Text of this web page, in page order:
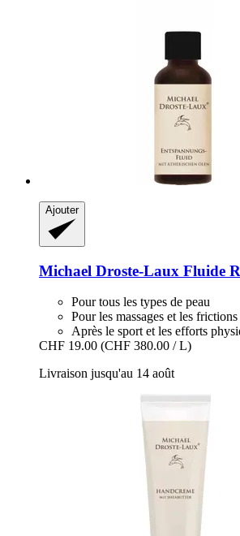
Ajouter
Michael Droste-Laux Fluide
Pour tous les types de peau
Pour les massages et les frictions
Après le sport et les efforts
CHF 19.00 (CHF 380.00 / L)
Livraison jusqu'au 14 août